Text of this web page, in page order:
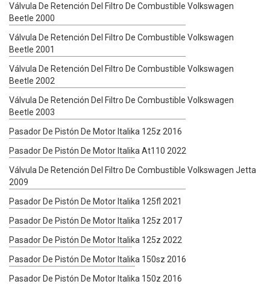
Válvula De Retención Del Filtro De Combustible Volkswagen
Beetle 2000
Válvula De Retención Del Filtro De Combustible Volkswagen
Beetle 2001
Válvula De Retención Del Filtro De Combustible Volkswagen
Beetle 2002
Válvula De Retención Del Filtro De Combustible Volkswagen
Beetle 2003
Pasador De Pistón De Motor Italika 125z 2016
Pasador De Pistón De Motor Italika At110 2022
Válvula De Retención Del Filtro De Combustible Volkswagen Jetta
2009
Pasador De Pistón De Motor Italika 125fl 2021
Pasador De Pistón De Motor Italika 125z 2017
Pasador De Pistón De Motor Italika 125z 2022
Pasador De Pistón De Motor Italika 150sz 2016
Pasador De Pistón De Motor Italika 150z 2016